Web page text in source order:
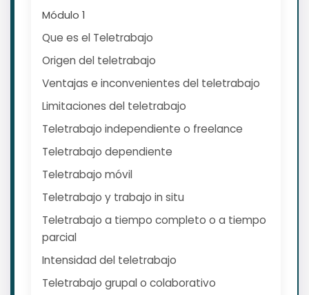
Módulo 1
Que es el Teletrabajo
Origen del teletrabajo
Ventajas e inconvenientes del teletrabajo
Limitaciones del teletrabajo
Teletrabajo independiente o freelance
Teletrabajo dependiente
Teletrabajo móvil
Teletrabajo y trabajo in situ
Teletrabajo a tiempo completo o a tiempo
parcial
Intensidad del teletrabajo
Teletrabajo grupal o colaborativo